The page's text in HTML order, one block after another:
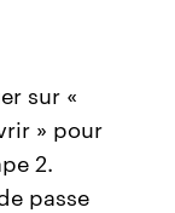
sur «
» pour
2.
passe